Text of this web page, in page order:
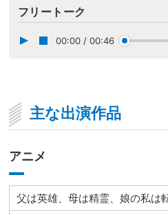
フリートーク
00:00 / 00:46
主な出演作品
アニメ
父は英雄、母は精霊、娘の私は